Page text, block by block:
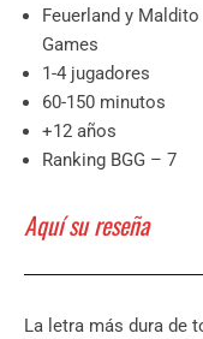
Feuerland y Maldito
Games
1-4 jugadores
60-150 minutos
+12 años
Ranking BGG – 7
Aquí su reseña
La letra más dura de